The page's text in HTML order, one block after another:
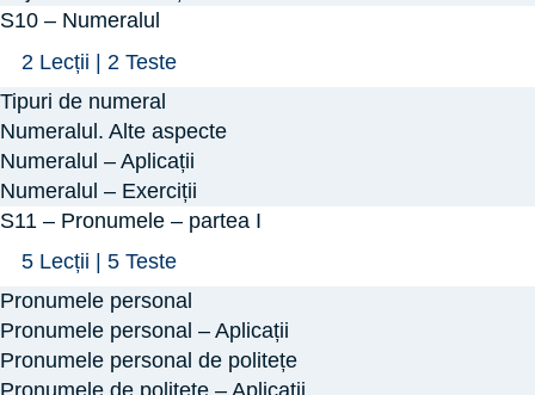
S10 – Numeralul
Arată
S10
–
Numeralul
2 Lecții | 2 Teste
Tipuri de numeral
Numeralul. Alte aspecte
Numeralul – Aplicații
Numeralul – Exerciții
S11 – Pronumele – partea I
Arată
S11
–
Pronumele
–
5 Lecții | 5 Teste
Pronumele personal
Pronumele personal – Aplicații
Pronumele personal de politețe